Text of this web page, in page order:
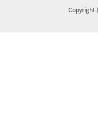
Copyright